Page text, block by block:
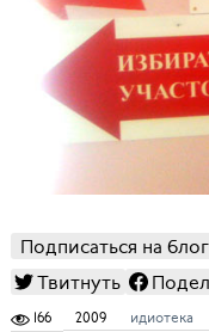
Подписаться на блог
Твитнуть
166 2009 идиотека